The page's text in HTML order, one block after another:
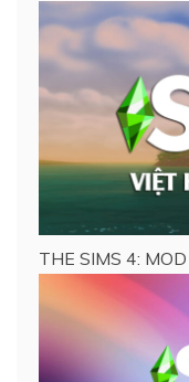
THE SIMS 4: